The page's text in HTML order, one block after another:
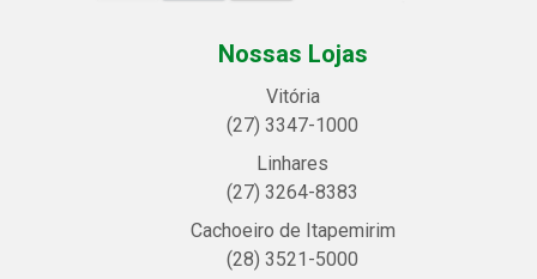
Nossas Lojas
Vitória
(27) 3347-1000
Linhares
(27) 3264-8383
Cachoeiro de Itapemirim
(28) 3521-5000